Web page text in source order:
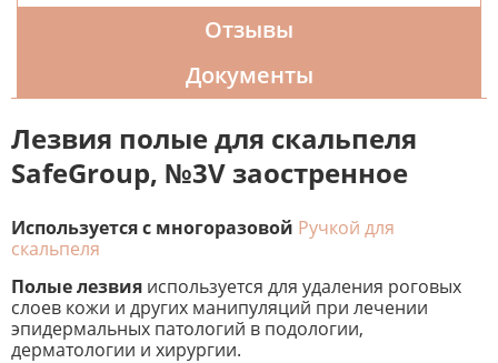
Отзывы
Документы
Лезвия полые для скальпеля
SafeGroup, №3V заостренное
Используется с многоразовой Ручкой для
скальпеля
Полые лезвия используется для удаления роговых
слоев кожи и других манипуляций при лечении
эпидермальных патологий в подологии,
дерматологии и хирургии.